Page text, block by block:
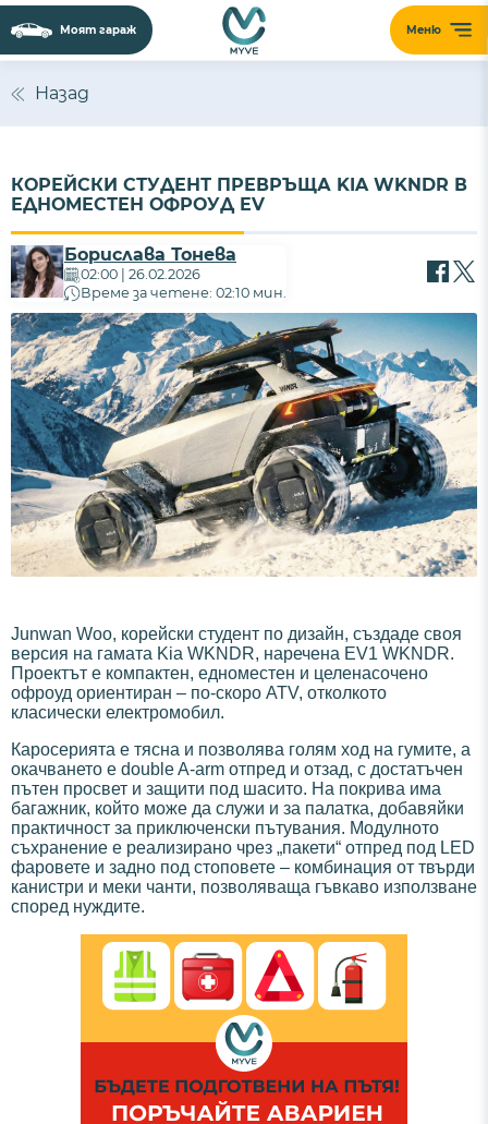
Меню
Моят гараж
Назад
КОРЕЙСКИ СТУДЕНТ ПРЕВРЪЩА KIA WKNDR В
ЕДНОМЕСТЕН ОФРОУД EV
Борислава Тонева
02:00 | 26.02.2026
Време за четене: 02:10 мин.
Junwan Woo, корейски студент по дизайн, създаде своя
версия на гамата Kia WKNDR, наречена EV1 WKNDR.
Проектът е компактен, едноместен и целенасочено
офроуд ориентиран – по-скоро ATV, отколкото
класически електромобил.
Каросерията е тясна и позволява голям ход на гумите, а
окачването е double A-arm отпред и отзад, с достатъчен
пътен просвет и защити под шасито. На покрива има
багажник, който може да служи и за палатка, добавяйки
практичност за приключенски пътувания. Модулното
съхранение е реализирано чрез „пакети“ отпред под LED
фаровете и задно под стоповете – комбинация от твърди
канистри и меки чанти, позволяваща гъвкаво използване
според нуждите.